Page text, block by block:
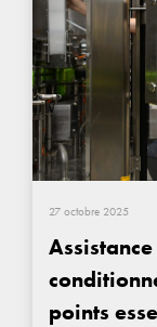
27 octobre 2025
points